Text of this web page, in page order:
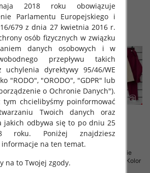
Mix Kolor
Komplet damskie (Włoskie
produkt) Roz Standard, Mix Kolor
2018 roku obowiązuje
Parlamentu Europejskiego i
679 z dnia 27 kwietnia 2016 r.
osób fizycznych w związku
danych osobowych i w
przepływu takich
uchylenia dyrektywy 95/46/WE
"RODO", "ORODO", "GDPR" lub
o Ochronie Danych").
tym chcielibyśmy poinformować
Twoich danych oraz
jakich odbywa się to po dniu 25
roku. Poniżej znajdziesz
na ten temat.
na to Twojej zgody.